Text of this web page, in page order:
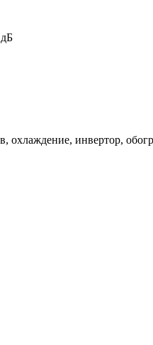
охлаждение, инвертор,